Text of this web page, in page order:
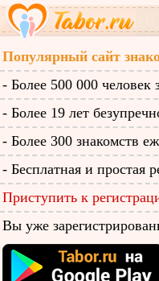
Популярный сайт
- Более 500 000 человек
- Более 19 лет
- Более 300 знакомств
- Бесплатная и простая
Приступить к
Вы уже